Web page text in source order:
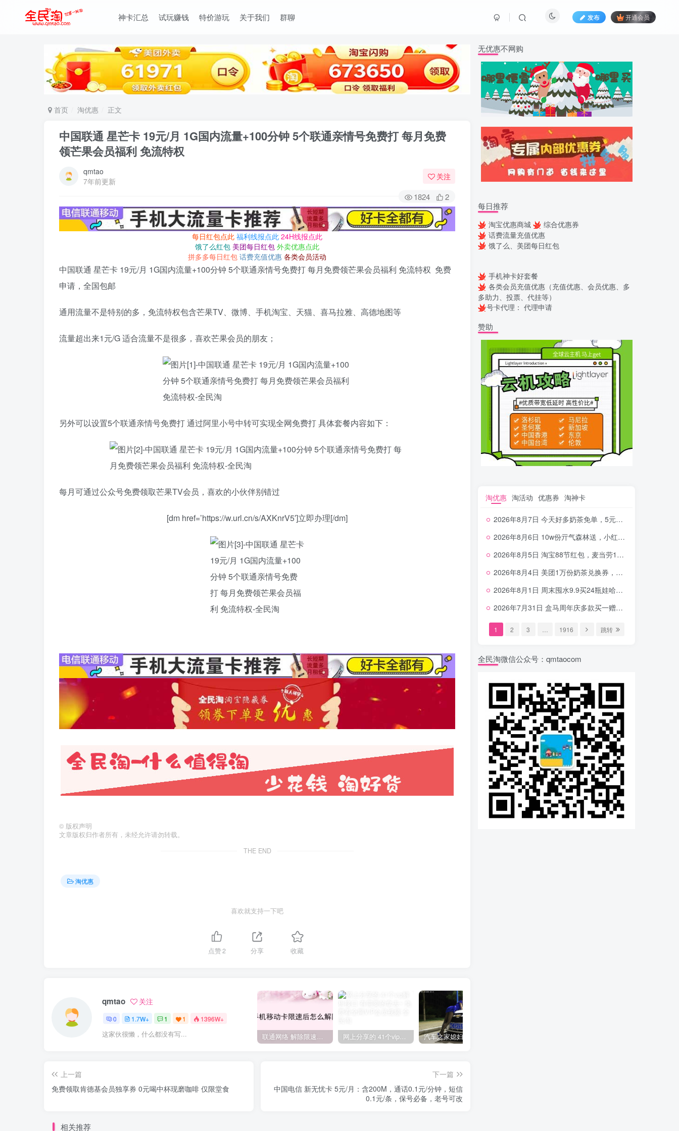
神卡汇总 试玩赚钱 特价游玩 关于我们 群聊 发布 开通会员
首页 淘优惠 正文
中国联通 星芒卡 19元/月 1G国内流量+100分钟 5个联通亲情号免费打 每月免费
领芒果会员福利 免流特权
qmtao
7年前更新
关注
1824 2
每日红包点此 福利线报点此 24H线报点此
饿了么红包 美团每日红包 外卖优惠点此
拼多多每日红包 话费充值优惠 各类会员活动
中国联通 星芒卡 19元/月 1G国内流量+100分钟 5个联通亲情号免费打 每月免费领芒果会员福利 免流特权 免费
申请，全国包邮
通用流量不是特别的多，免流特权包含芒果TV、微博、手机淘宝、天猫、喜马拉雅、高德地图等
流量超出来1元/G 适合流量不是很多，喜欢芒果会员的朋友；
另外可以设置5个联通亲情号免费打 通过阿里小号中转可实现全网免费打 具体套餐内容如下：
每月可通过公众号免费领取芒果TV会员，喜欢的小伙伴别错过
[dm href=’https://w.url.cn/s/AXKnrV5′]立即办理[/dm]
© 版权声明
文章版权归作者所有，未经允许请勿转载。
THE END
淘优惠
喜欢就支持一下吧
点赞2 分享 收藏
qmtao 关注
0 1.7W+ 1 1 1396W+
这家伙很懒，什么都没有写... 联通网络 解除限速方法参考！畅享、畅玩、老白干等及其它地区自测了 网上分享的 41个vip解析接口 有需要的拿去~ 免费看全网VIP会员视频
上一篇
免费领取肯德基会员独享券 0元喝中杯现磨咖啡 仅限堂食
下一篇
中国电信 新无忧卡 5元/月：含200M，通话0.1元/分钟，短信
0.1元/条，保号必备，老号可改
相关推荐
无优惠不网购
每日推荐
淘宝优惠商城
综合优惠券
话费流量充值优惠
饿了么、美团每日红包
手机神卡好套餐
各类会员充值优惠（充值优惠、会员优惠、多
多助力、投票、代挂等）
号卡代理： 代理申请
赞助
淘优惠 淘活动 优惠券 淘神卡
2026年8月7日 今天好多奶茶免单，5元农行省钱卡，京东抢0.01沪上，邮储5.88元等
2026年8月6日 10w份亓气森林送，小红书12元无门槛，中行电费30-10，0元柠檬水+0撸汉堡等
2026年8月5日 淘宝88节红包，麦当劳150万份柠檬水，三万份瑞幸免单，霸王9万份0.01券等
2026年8月4日 美团1万份奶茶兑换券，农行5E卡，中行支付超给利，美团领18个冰激凌，小米每天领2-6元等等
2026年8月1日 周末囤水9.9买24瓶娃哈哈，建行100元京东券，移动5元话费，麦当劳甜筒，交行立减金等
2026年7月31日 盒马周年庆多款买一赠一，饿了么拆红包，建行30立减金，农行领10元刷卡金等
1 2 3 1916 跳转
全民淘微信公众号：qmtaocom